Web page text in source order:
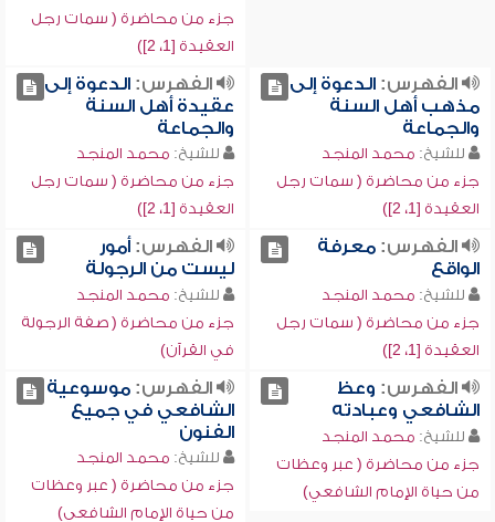
جزء من محاضرة ( سمات رجل
العقيدة [1، 2])
الفهرس:الدعوة إلى
مذهب أهل السنة
والجماعة
للشيخ: محمد المنجد
جزء من محاضرة ( سمات رجل
العقيدة [1، 2])
الفهرس:الدعوة إلى
عقيدة أهل السنة
والجماعة
للشيخ: محمد المنجد
جزء من محاضرة ( سمات رجل
العقيدة [1، 2])
الفهرس:معرفة
الواقع
للشيخ: محمد المنجد
جزء من محاضرة ( سمات رجل
العقيدة [1، 2])
الفهرس:أمور
ليست من الرجولة
للشيخ: محمد المنجد
جزء من محاضرة ( صفة الرجولة
في القرآن)
الفهرس: وعظ
الشافعي وعبادته
للشيخ: محمد المنجد
جزء من محاضرة ( عبر وعظات
من حياة الإمام الشافعي)
الفهرس:موسوعية
الشافعي في جميع
الفنون
للشيخ: محمد المنجد
جزء من محاضرة ( عبر وعظات
من حياة الإمام الشافعي)